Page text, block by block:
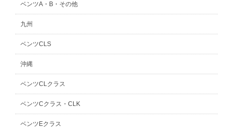
ベンツA・B・その他
九州
ベンツCLS
沖縄
ベンツCLクラス
ベンツCクラス・CLK
ベンツEクラス